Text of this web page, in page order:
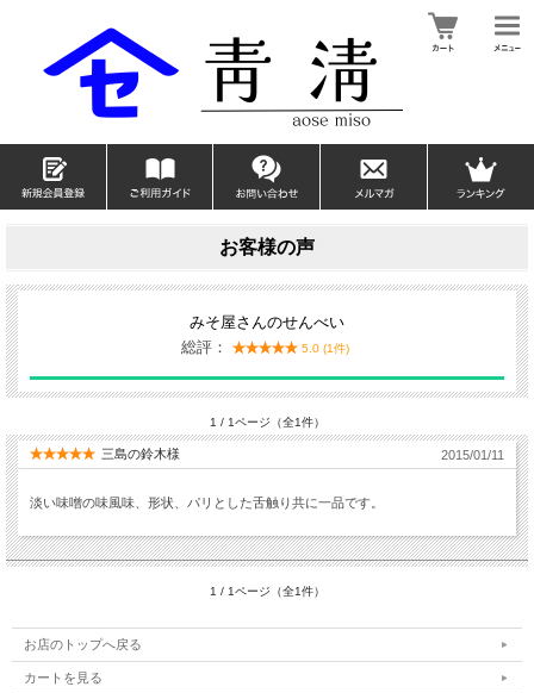
お客様の声
みそ屋さんのせんべい
総評：
5.0 (1件)
1 / 1ページ（全1件）
三島の鈴木様 2015/01/11
淡い味噌の味風味、形状、パリとした舌触り共に一品です。
1 / 1ページ（全1件）
お店のトップへ戻る
カートを見る